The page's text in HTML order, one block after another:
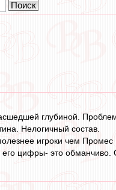
глубиной.
Нелогичный состав.
игроки чем Промес
цифры- это обманчиво.